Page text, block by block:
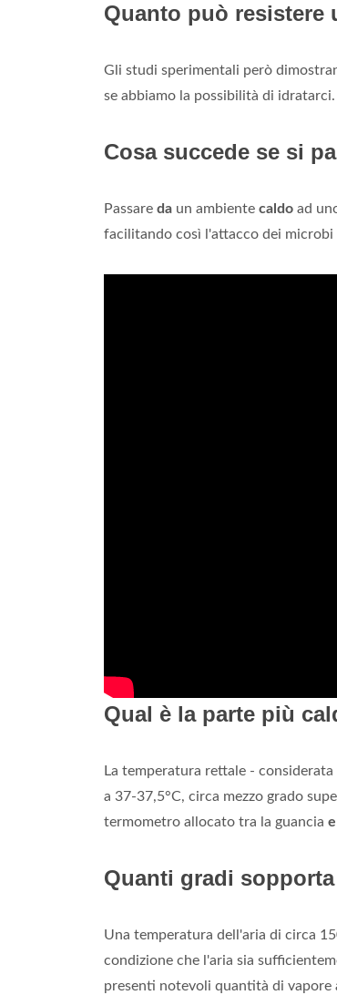
Quanto può resistere
Gli studi sperimentali però
se abbiamo la possibilità di idratarci.
Cosa succede se si
Passare da un ambiente caldo ad
facilitando così l'attacco dei microbi
Qual è la parte più
La temperatura rettale -
a 37-37,5°C, circa mezzo grado
termometro allocato tra la guancia e
Quanti gradi
Una temperatura dell'aria di circa
condizione che l'aria sia
presenti notevoli quantità di vapore